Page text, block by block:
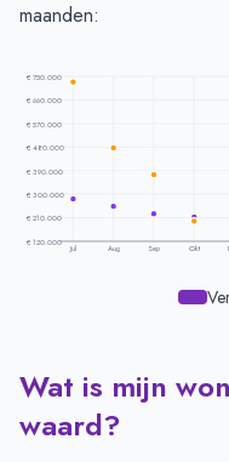
maanden:
€ 750.000
€ 660.000
€ 570.000
€ 480.000
€ 390.000
€ 300.000
€ 210.000
€ 120.000
Jul Aug Sep Okt
Prijsontwikkeling per
Maand
Vraagprijs
Juli
Wat is mijn
waard?